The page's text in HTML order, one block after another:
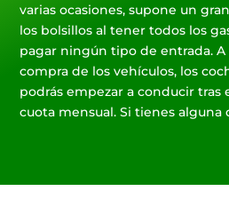
varias ocasiones, supone un
los bolsillos al tener todos los
pagar ningún tipo de entrada.
compra de los vehículos, los
podrás empezar a conducir tras
cuota mensual. Si tienes alguna